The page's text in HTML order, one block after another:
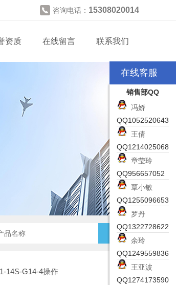
咨询电话： 15308020014
资质 在线留言 联系我们
14S-G14-4操作
在线客服
销售部QQ
冯娇
QQ1052520643
王倩
QQ1214025068
章莹玲
QQ956657052
覃小敏
QQ1255096653
罗丹
QQ1322728622
余玲
QQ1249559836
王亚波
QQ1274173590